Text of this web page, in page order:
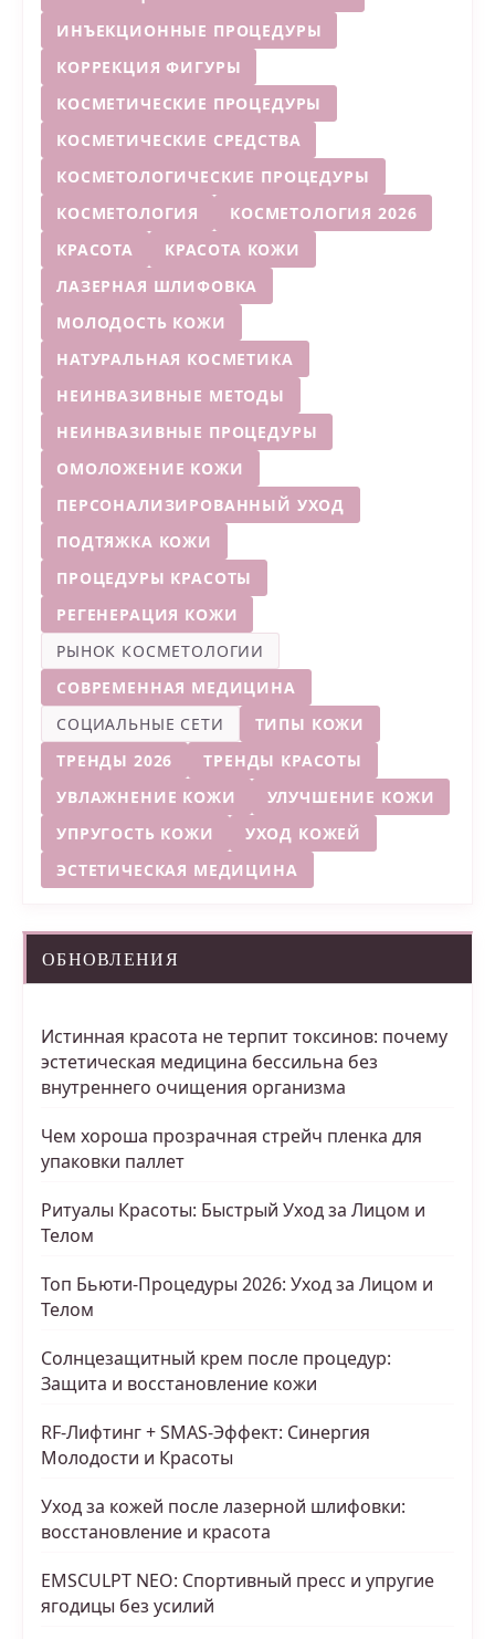
ИНЪЕКЦИОННЫЕ ПРОЦЕДУРЫ
КОРРЕКЦИЯ ФИГУРЫ
КОСМЕТИЧЕСКИЕ ПРОЦЕДУРЫ
КОСМЕТИЧЕСКИЕ СРЕДСТВА
КОСМЕТОЛОГИЧЕСКИЕ ПРОЦЕДУРЫ
КОСМЕТОЛОГИЯ
КОСМЕТОЛОГИЯ 2026
КРАСОТА
КРАСОТА КОЖИ
ЛАЗЕРНАЯ ШЛИФОВКА
МОЛОДОСТЬ КОЖИ
НАТУРАЛЬНАЯ КОСМЕТИКА
НЕИНВАЗИВНЫЕ МЕТОДЫ
НЕИНВАЗИВНЫЕ ПРОЦЕДУРЫ
ОМОЛОЖЕНИЕ КОЖИ
ПЕРСОНАЛИЗИРОВАННЫЙ УХОД
ПОДТЯЖКА КОЖИ
ПРОЦЕДУРЫ КРАСОТЫ
РЕГЕНЕРАЦИЯ КОЖИ
РЫНОК КОСМЕТОЛОГИИ
СОВРЕМЕННАЯ МЕДИЦИНА
СОЦИАЛЬНЫЕ СЕТИ
ТИПЫ КОЖИ
ТРЕНДЫ 2026
ТРЕНДЫ КРАСОТЫ
УВЛАЖНЕНИЕ КОЖИ
УЛУЧШЕНИЕ КОЖИ
УПРУГОСТЬ КОЖИ
УХОД КОЖЕЙ
ЭСТЕТИЧЕСКАЯ МЕДИЦИНА
ОБНОВЛЕНИЯ
Истинная красота не терпит токсинов: почему
эстетическая медицина бессильна без
внутреннего очищения организма
Чем хороша прозрачная стрейч пленка для
упаковки паллет
Ритуалы Красоты: Быстрый Уход за Лицом и
Телом
Топ Бьюти-Процедуры 2026: Уход за Лицом и
Телом
Солнцезащитный крем после процедур:
Защита и восстановление кожи
RF-Лифтинг + SMAS-Эффект: Синергия
Молодости и Красоты
Уход за кожей после лазерной шлифовки:
восстановление и красота
EMSCULPT NEO: Спортивный пресс и упругие
ягодицы без усилий